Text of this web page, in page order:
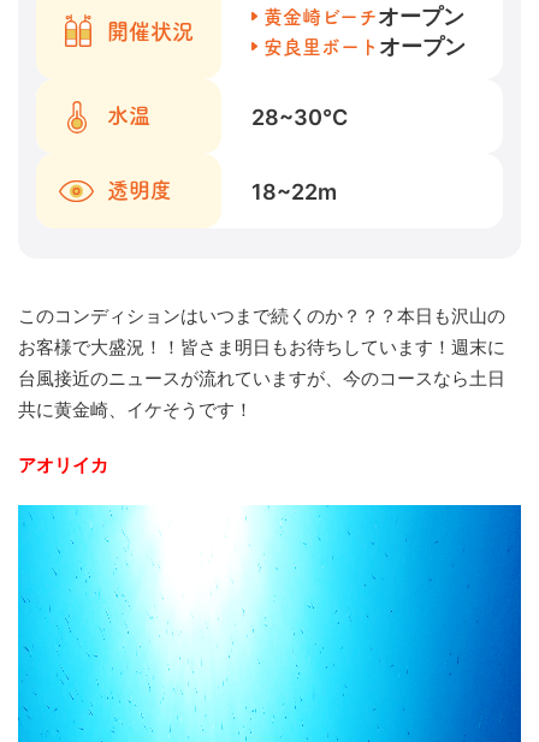
開催状況
黄金崎ビーチオープン
安良里ボート オープン
水温 28~30℃
透明度 18~22m
このコンディションはいつまで続くのか？？？本日も沢山の
お客様で大盛況！！皆さま明日もお待ちしています！週末に
台風接近のニュースが流れていますが、今のコースなら土日
共に黄金崎、イケそうです！
アオリイカ